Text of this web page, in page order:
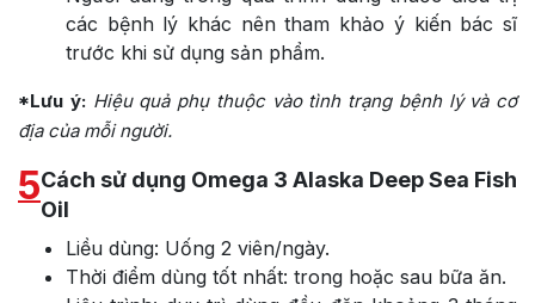
các bệnh lý khác nên tham khảo ý kiến bác sĩ
trước khi sử dụng sản phẩm.
*Lưu ý: Hiệu quả phụ thuộc vào tình trạng bệnh lý và cơ
địa của mỗi người.
5Cách sử dụng Omega 3 Alaska Deep Sea Fish
Oil
Liều dùng: Uống 2 viên/ngày.
Thời điểm dùng tốt nhất: trong hoặc sau bữa ăn.